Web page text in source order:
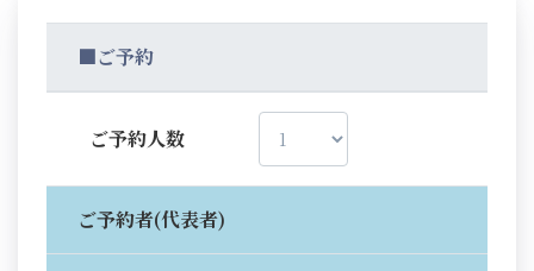
■ご予約
ご予約人数
ご予約者(代表者)